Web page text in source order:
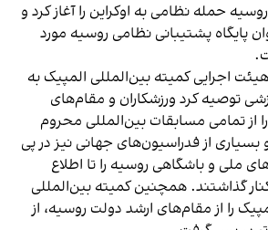
روسیه حمله نظامی به اوکراین را آغاز کرد و
پایگاه پشتیبانی نظامی روسیه مورد
هیئت اجرایی کمیته بین‌المللی المپیک به
توصیه کرد ورزشکاران و مقام‌های
از تمامی مسابقات بین‌المللی محروم
بسیاری از فدراسیون‌های جهانی نیز در پی
ملی و باشگاهی روسیه را تا اطلاع
کنار گذاشتند. همچنین کمیته بین‌المللی
را از مقام‌های ارشد دولت روسیه، از